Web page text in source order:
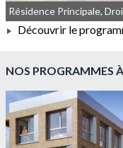
À PARTIR DE 152
Découvrir le
NOS PROGRAMMES